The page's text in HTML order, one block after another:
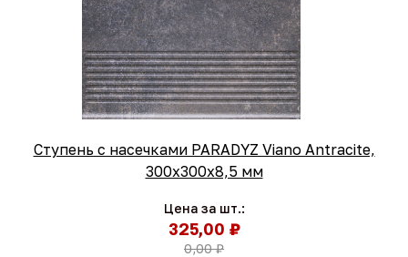
Ступень с насечками PARADYZ Viano Antracite,
300x300x8,5 мм
Цена за шт.:
325,00 ₽
0,00 ₽